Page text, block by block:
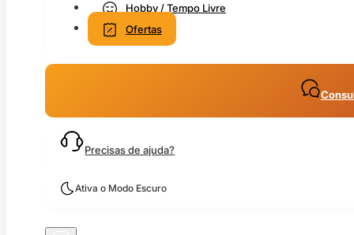
Hobby / Tempo Livre
Ofertas
Precisas de ajuda?
Ativa o Modo Escuro